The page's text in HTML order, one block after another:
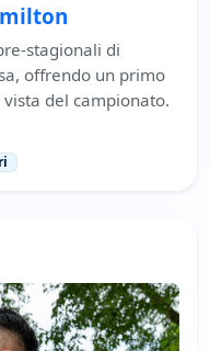
stagionali di
offrendo un primo
del campionato.